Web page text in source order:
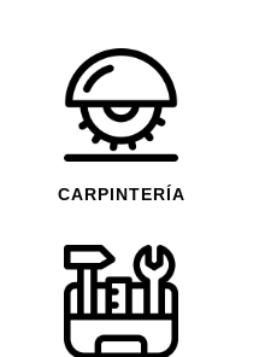
CARPINTERÍA